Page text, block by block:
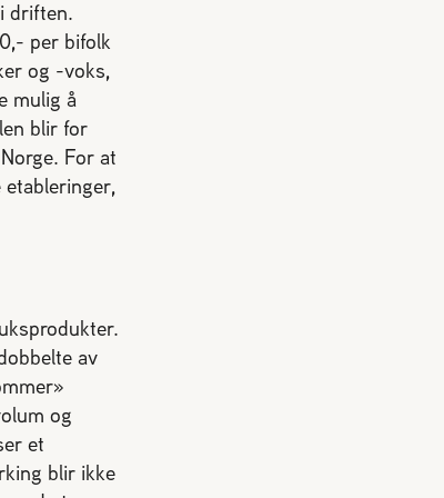
driften.
per bifolk
og -voks,
mulig å
blir for
For at
av
og
et
blir ikke